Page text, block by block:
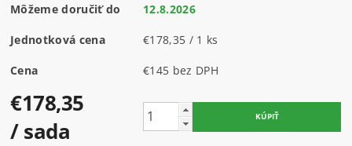
Môžeme doručiť do 12.8.2026
Jednotková cena €178,35 / 1 ks
Cena €145 bez DPH
€178,35
/ sada